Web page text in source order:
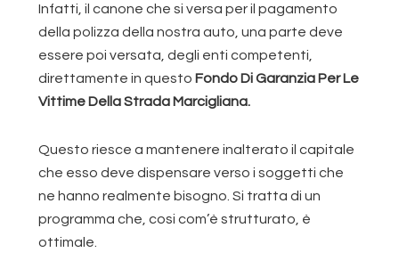
Infatti, il canone che si versa per il pagamento
della polizza della nostra auto, una parte deve
essere poi versata, degli enti competenti,
direttamente in questo Fondo Di Garanzia Per Le
Vittime Della Strada Marcigliana.
Questo riesce a mantenere inalterato il capitale
che esso deve dispensare verso i soggetti che
ne hanno realmente bisogno. Si tratta di un
programma che, cosi com’è strutturato, è
ottimale.